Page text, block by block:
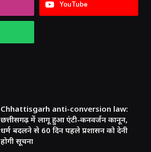
YouTube
Chhattisgarh anti-conversion law:
छत्तीसगढ़ में लागू हुआ एंटी-कनवर्जन कानून,
धर्म बदलने से 60 दिन पहले प्रशासन को देनी
होगी सूचना